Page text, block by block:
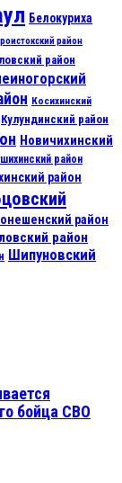
Белокуриха
район
район
Косихинский
Кулундинский район
Новичихинский
район
район
район
район
Шипуновский
бойца СВО